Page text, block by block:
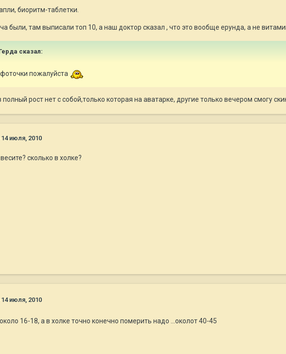
биоритм-таблетки.
были, там выписали топ 10, а наш доктор сказал , что это вообще ерунда, а не
сказал:
пожалуйста
рост нет с собой,только которая на аватарке, другие только вечером смогу
14 июля, 2010
сколько в холке?
14 июля, 2010
16-18, а в холке точно конечно померить надо ...околот 40-45